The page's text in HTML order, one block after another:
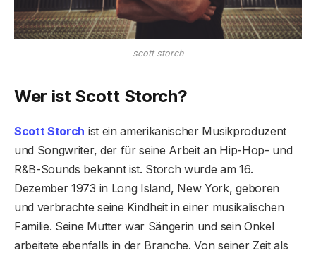
scott storch
Wer ist Scott Storch?
Scott Storch ist ein amerikanischer Musikproduzent
und Songwriter, der für seine Arbeit an Hip-Hop- und
R&B-Sounds bekannt ist. Storch wurde am 16.
Dezember 1973 in Long Island, New York, geboren
und verbrachte seine Kindheit in einer musikalischen
Familie. Seine Mutter war Sängerin und sein Onkel
arbeitete ebenfalls in der Branche. Von seiner Zeit als